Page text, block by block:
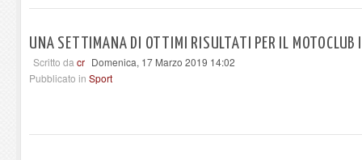
UNA SETTIMANA DI OTTIMI RISULTATI PER IL MOTOCLUB
Scritto da cr Domenica, 17 Marzo 2019 14:02
Pubblicato in Sport